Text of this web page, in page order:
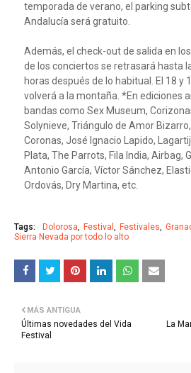
temporada de verano, el parking
Andalucía será gratuito.
Además, el check-out de salida en
de los conciertos se retrasará hasta
horas después de lo habitual. El 18 y
volverá a la montaña. *En ediciones
bandas como Sex Museum,
Solynieve, Triángulo de Amor
Coronas, José Ignacio Lapido,
Plata, The Parrots, Fila India, Airbag,
Antonio García, Víctor Sánchez,
Ordovás, Dry Martina, etc.
Tags: Dolorosa Festival Festivales
Sierra Nevada por todo lo alto
La
MÁS ANTIGUA
Últimas novedades del Vida
Festival